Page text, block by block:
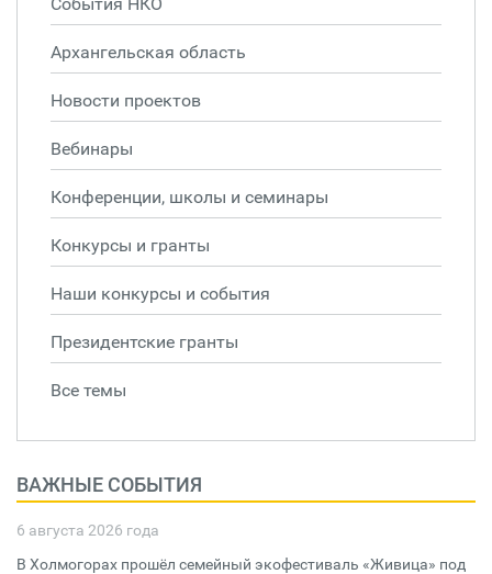
Архангельская область
Новости проектов
Вебинары
Конференции, школы и семинары
Конкурсы и гранты
Наши конкурсы и события
Президентские гранты
Все темы
ВАЖНЫЕ СОБЫТИЯ
6 августа 2026 года
В Холмогорах прошёл семейный экофестиваль «Живица» под